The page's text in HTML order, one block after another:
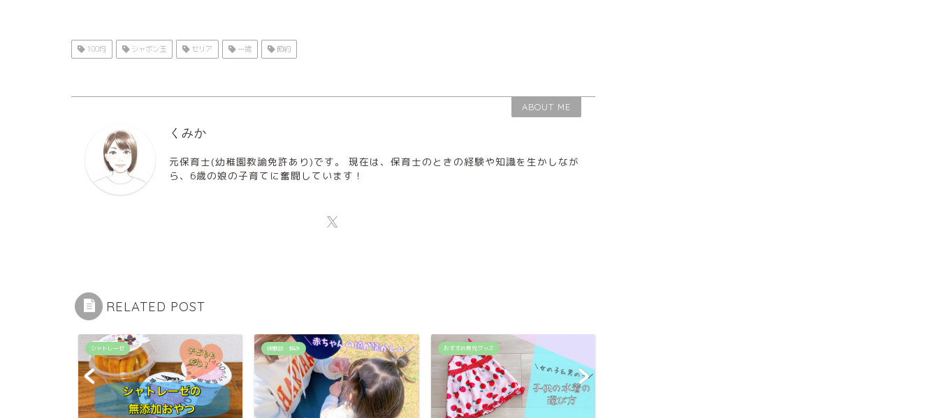
100均 シャボン玉 セリア 一歳 節約
ABOUT ME
くみか
元保育士(幼稚園教諭免許あり)です。 現在は、保育士のときの経験や知識を生かしなが
ら、6歳の娘の子育てに奮闘しています！
RELATED POST
シャトレーゼ 体験談・悩み おすすめ育児グッズ